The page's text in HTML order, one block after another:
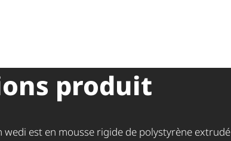
produit
est en mousse rigide de polystyrène extrudé